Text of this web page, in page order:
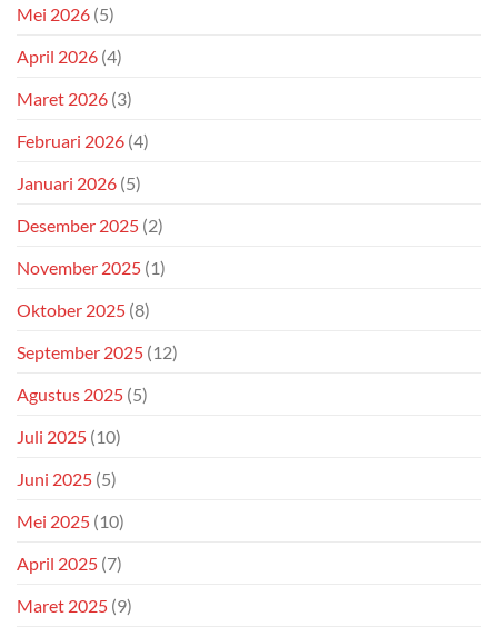
Mei 2026 (5)
April 2026 (4)
Maret 2026 (3)
Februari 2026 (4)
Januari 2026 (5)
Desember 2025 (2)
November 2025 (1)
Oktober 2025 (8)
September 2025 (12)
Agustus 2025 (5)
Juli 2025 (10)
Juni 2025 (5)
Mei 2025 (10)
April 2025 (7)
Maret 2025 (9)